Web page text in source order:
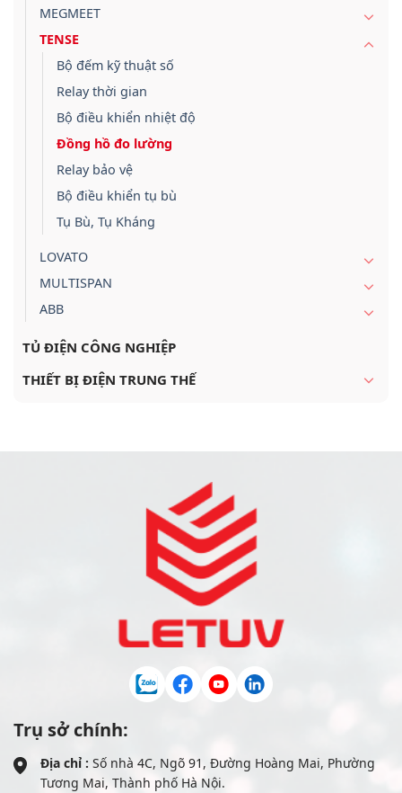
MEGMEET
TENSE
Bộ đếm kỹ thuật số
Relay thời gian
Bộ điều khiển nhiệt độ
Đồng hồ đo lường
Relay bảo vệ
Bộ điều khiển tụ bù
Tụ Bù, Tụ Kháng
LOVATO
MULTISPAN
ABB
TỦ ĐIỆN CÔNG NGHIỆP
THIẾT BỊ ĐIỆN TRUNG THẾ
Trụ sở chính:
Địa chỉ : Số nhà 4C, Ngõ 91, Đường Hoàng Mai, Phường
Tương Mai, Thành phố Hà Nội.